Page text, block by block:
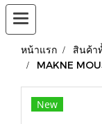
หน้าแรก สินค้า
MAKNE
New